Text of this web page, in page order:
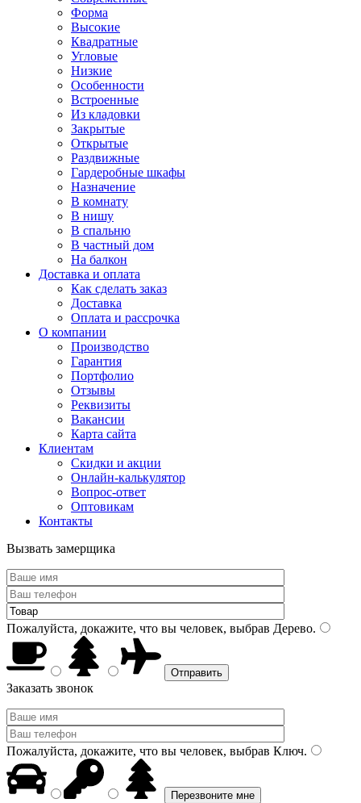
Форма
Высокие
Квадратные
Угловые
Низкие
Особенности
Встроенные
Из кладовки
Закрытые
Открытые
Раздвижные
Гардеробные шкафы
Назначение
В комнату
В нишу
В спальню
В частный дом
На балкон
Доставка и оплата
Как сделать заказ
Доставка
Оплата и рассрочка
О компании
Производство
Гарантия
Портфолио
Отзывы
Реквизиты
Вакансии
Карта сайта
Клиентам
Скидки и акции
Онлайн-калькулятор
Вопрос-ответ
Оптовикам
Контакты
Вызвать замерщика
Пожалуйста, докажите, что вы человек, выбрав Дерево.
Заказать звонок
Пожалуйста, докажите, что вы человек, выбрав Ключ.